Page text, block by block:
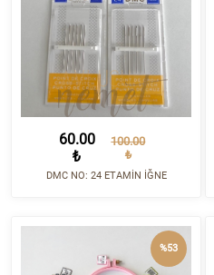
60.00
₺
100.00
₺
DMC NO: 24 ETAMİN İĞNE
%53